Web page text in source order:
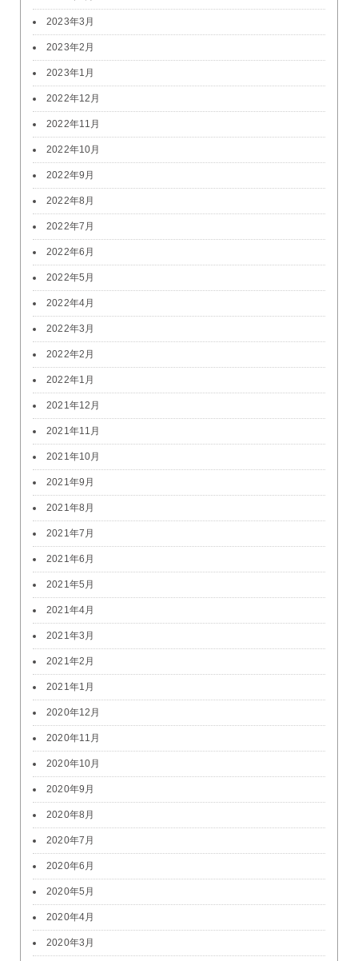
2023年3月
2023年2月
2023年1月
2022年12月
2022年11月
2022年10月
2022年9月
2022年8月
2022年7月
2022年6月
2022年5月
2022年4月
2022年3月
2022年2月
2022年1月
2021年12月
2021年11月
2021年10月
2021年9月
2021年8月
2021年7月
2021年6月
2021年5月
2021年4月
2021年3月
2021年2月
2021年1月
2020年12月
2020年11月
2020年10月
2020年9月
2020年8月
2020年7月
2020年6月
2020年5月
2020年4月
2020年3月